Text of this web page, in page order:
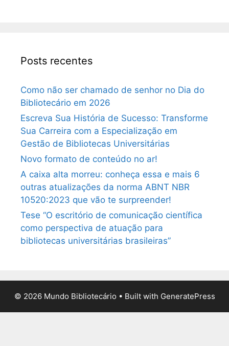
Posts recentes
Como não ser chamado de senhor no Dia do
Bibliotecário em 2026
Escreva Sua História de Sucesso: Transforme
Sua Carreira com a Especialização em
Gestão de Bibliotecas Universitárias
Novo formato de conteúdo no ar!
A caixa alta morreu: conheça essa e mais 6
outras atualizações da norma ABNT NBR
10520:2023 que vão te surpreender!
Tese “O escritório de comunicação científica
como perspectiva de atuação para
bibliotecas universitárias brasileiras”
© 2026 Mundo Bibliotecário • Built with GeneratePress